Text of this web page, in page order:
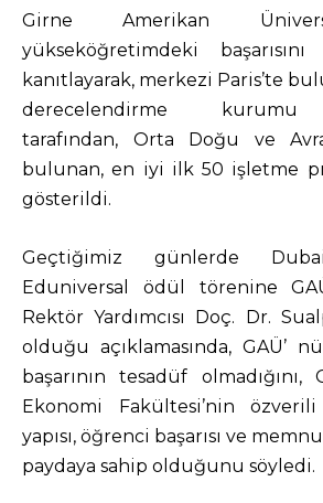
Girne Amerikan
yükseköğretimdeki
kanıtlayarak, merkezi Paris’te
derecelendirme kurumu
tarafından, Orta Doğu ve
bulunan, en iyi ilk 50 işletme
gösterildi.
Geçtiğimiz günlerde
Eduniversal ödül törenine
Rektör Yardımcısı Doç. Dr.
olduğu açıklamasında, GAÜ’
başarının tesadüf
Ekonomi Fakültesi’nin özverili
yapısı, öğrenci başarısı ve
paydaya sahip olduğunu söyledi.